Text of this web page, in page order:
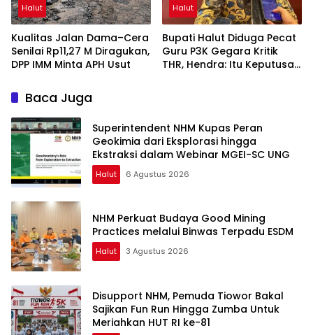
Halut
Kualitas Jalan Dama–Cera
Senilai Rp11,27 M Diragukan,
DPP IMM Minta APH Usut
Halut
Bupati Halut Diduga Pecat
Guru P3K Gegara Kritik
THR, Hendra: Itu Keputusan
Baca Juga
Superintendent NHM Kupas Peran
Geokimia dari Eksplorasi hingga
Ekstraksi dalam Webinar MGEI-SC UNG
Halut 6 Agustus 2026
NHM Perkuat Budaya Good Mining
Practices melalui Binwas Terpadu ESDM
Halut 3 Agustus 2026
Disupport NHM, Pemuda Tiowor Bakal
Sajikan Fun Run Hingga Zumba Untuk
Meriahkan HUT RI ke-81